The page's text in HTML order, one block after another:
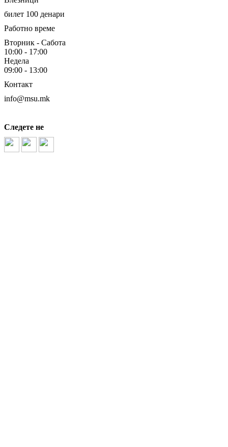
билет 100 денари
Работно време
Вторник - Сабота
10:00 - 17:00
Недела
09:00 - 13:00
Контакт
info@msu.mk
Следете не